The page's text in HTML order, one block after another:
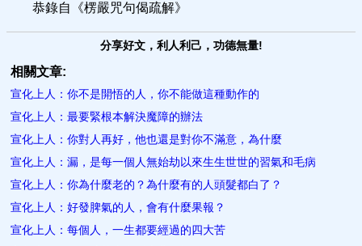
恭錄自《楞嚴咒句偈疏解》
分享好文，利人利己，功德無量!
相關文章:
宣化上人：你不是開悟的人，你不能做這種動作的
宣化上人：最要緊根本解決魔障的辦法
宣化上人：你對人再好，他也還是對你不滿意，為什麼
宣化上人：漏，是每一個人無始劫以來生生世世的習氣和毛病
宣化上人：你為什麼老的？為什麼有的人頭髮都白了？
宣化上人：好發脾氣的人，會有什麼果報？
宣化上人：每個人，一生都要經過的四大苦